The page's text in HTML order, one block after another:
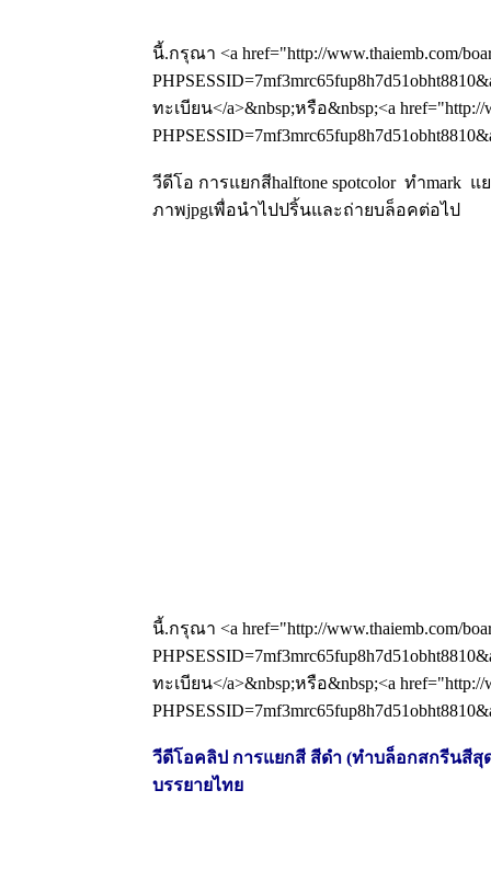
นี้.กรุณา <a href="http://www.thaiemb.com/
ทะเบียน</a>&nbsp;หรือ&nbsp;<a href="http://
วีดีโอ การแยกสีhalftone spotcolor ทำmark
ภาพjpgเพื่อนำไปปริ้นและถ่ายบล็อคต่อไป
นี้.กรุณา <a href="http://www.thaiemb.com/
ทะเบียน</a>&nbsp;หรือ&nbsp;<a href="http://
วีดีโอคลิป การแยกสี สีดำ (ทำบล็อกสกรีนสีสุ
บรรยายไทย